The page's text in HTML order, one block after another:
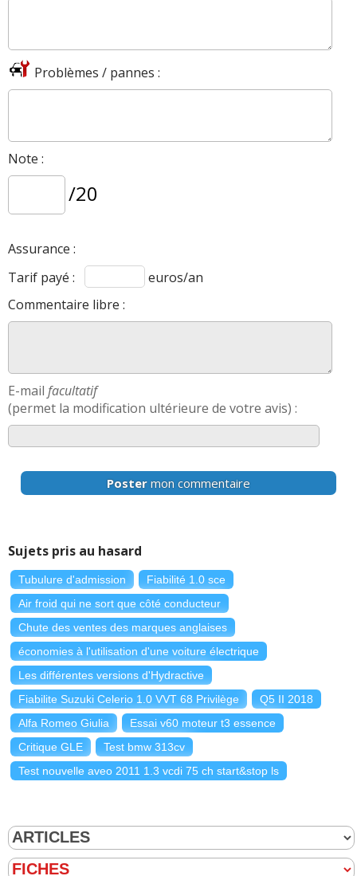
Problèmes / pannes :
Note :
/20
Assurance :
Tarif payé :
euros/an
Commentaire libre :
E-mail facultatif
(permet la modification ultérieure de votre avis) :
Poster mon commentaire
Sujets pris au hasard
Tubulure d'admission
Fiabilité 1.0 sce
Air froid qui ne sort que côté conducteur
Chute des ventes des marques anglaises
économies à l'utilisation d'une voiture électrique
Les différentes versions d'Hydractive
Fiabilite Suzuki Celerio 1.0 VVT 68 Privilège
Q5 II 2018
Alfa Romeo Giulia
Essai v60 moteur t3 essence
Critique GLE
Test bmw 313cv
Test nouvelle aveo 2011 1.3 vcdi 75 ch start&stop ls